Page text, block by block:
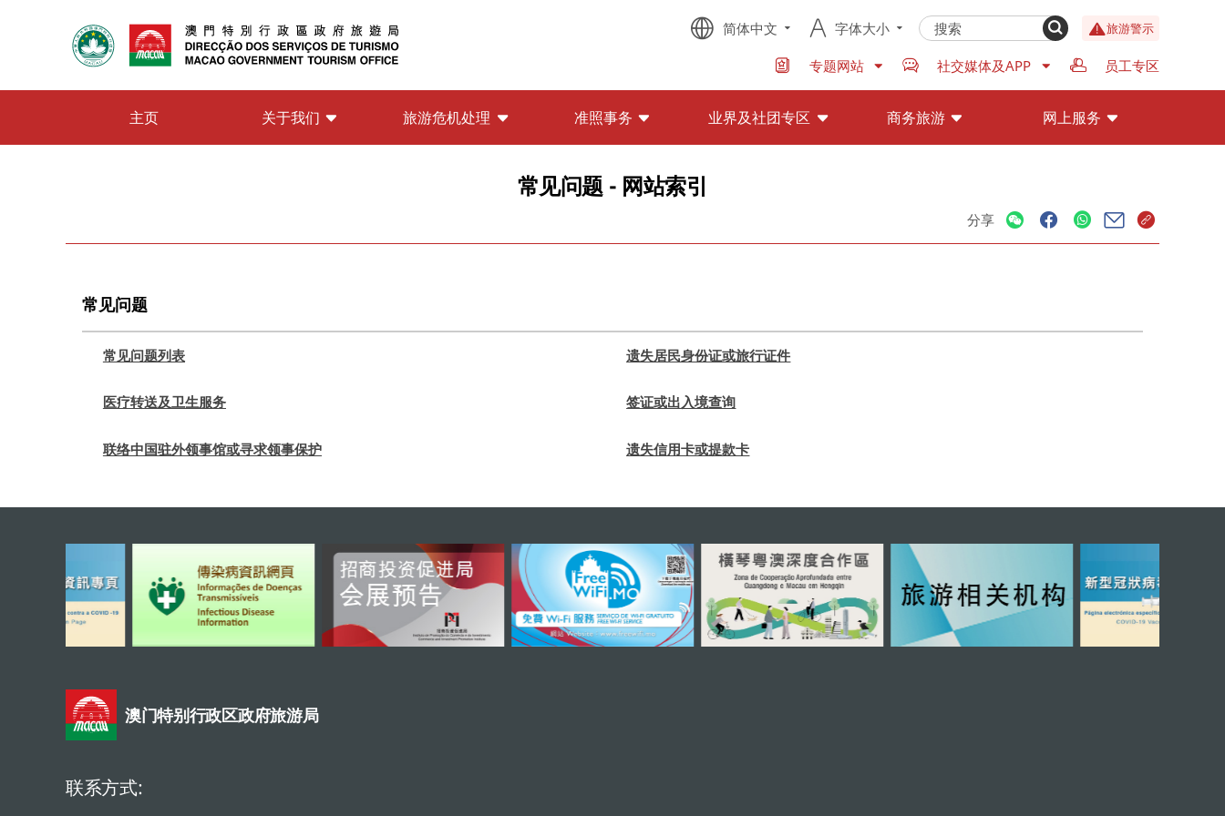
简体中文 字体大小 旅游警示
专题网站 社交媒体及APP 员工专区
主页 关于我们 旅游危机处理 准照事务 业界及社团专区 商务旅游 网上服务
常见问题 - 网站索引
分享
常见问题
常见问题列表 遗失居民身份证或旅行证件
医疗转送及卫生服务 签证或出入境查询
联络中国驻外领事馆或寻求领事保护 遗失信用卡或提款卡
澳门特别行政区政府旅游局
联系方式: